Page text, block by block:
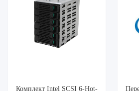
Комплект Intel SCSI 6-Hot-